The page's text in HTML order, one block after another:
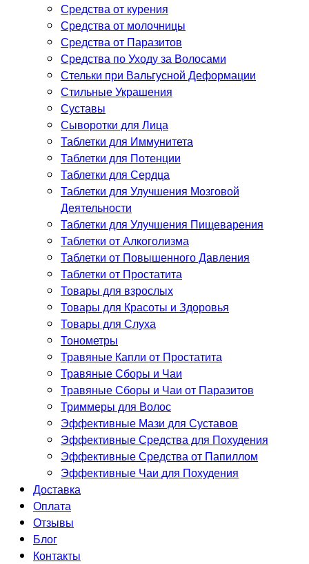
Средства от курения
Средства от молочницы
Средства от Паразитов
Средства по Уходу за Волосами
Стельки при Вальгусной Деформации
Стильные Украшения
Суставы
Сыворотки для Лица
Таблетки для Иммунитета
Таблетки для Потенции
Таблетки для Сердца
Таблетки для Улучшения Мозговой
Деятельности
Таблетки для Улучшения Пищеварения
Таблетки от Алкоголизма
Таблетки от Повышенного Давления
Таблетки от Простатита
Товары для взрослых
Товары для Красоты и Здоровья
Товары для Слуха
Тонометры
Травяные Капли от Простатита
Травяные Сборы и Чаи
Травяные Сборы и Чаи от Паразитов
Триммеры для Волос
Эффективные Мази для Суставов
Эффективные Средства для Похудения
Эффективные Средства от Папиллом
Эффективные Чаи для Похудения
Доставка
Оплата
Отзывы
Блог
Контакты